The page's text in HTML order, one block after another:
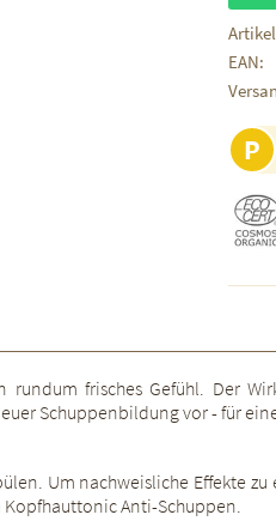
EAN:
P
rundum frisches Gefühl. Der
Schuppenbildung vor - für
Um nachweisliche Effekte
Anti-Schuppen.